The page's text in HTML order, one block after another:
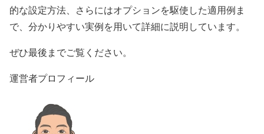
的な設定方法、さらにはオプションを駆使した適用例ま
で、分かりやすい実例を用いて詳細に説明しています。
ぜひ最後までご覧ください。
運営者プロフィール